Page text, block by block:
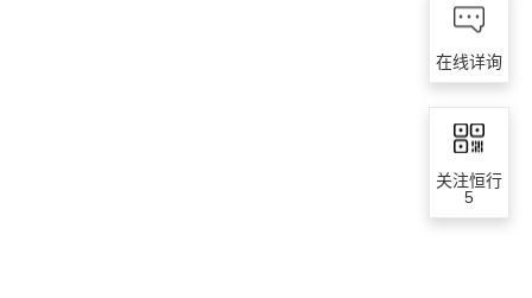
在线详询
关注恒行
5